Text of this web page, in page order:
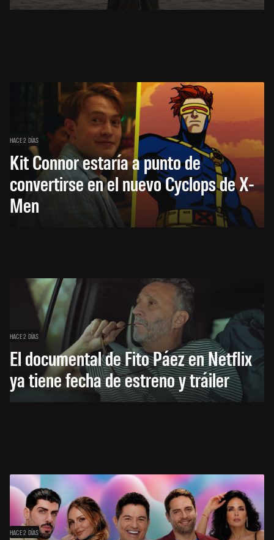
HACE 2 DÍAS
Kit Connor estaría a punto de
convertirse en el nuevo Cyclops de X-
Men
HACE 2 DÍAS
El documental de Fito Páez en Netflix
ya tiene fecha de estreno y tráiler
HACE 2 DÍAS